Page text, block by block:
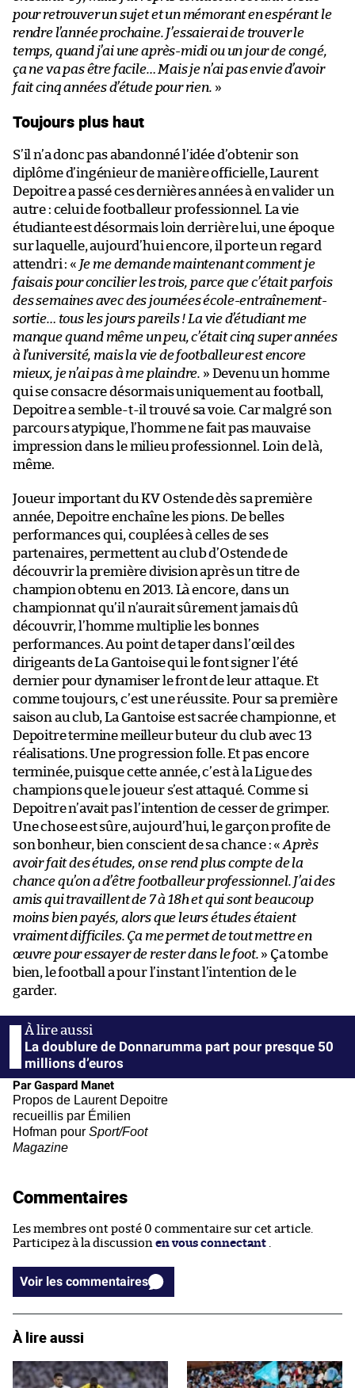
pour retrouver un sujet et un mémorant en espérant le
rendre l’année prochaine. J’essaierai de trouver le
temps, quand j’ai une après-midi ou un jour de congé,
ça ne va pas être facile… Mais je n’ai pas envie d’avoir
fait cinq années d’étude pour rien. »
Toujours plus haut
S’il n’a donc pas abandonné l’idée d’obtenir son
diplôme d’ingénieur de manière officielle, Laurent
Depoitre a passé ces dernières années à en valider un
autre : celui de footballeur professionnel. La vie
étudiante est désormais loin derrière lui, une époque
sur laquelle, aujourd’hui encore, il porte un regard
attendri : « Je me demande maintenant comment je
faisais pour concilier les trois, parce que c’était parfois
des semaines avec des journées école-entraînement-
sortie… tous les jours pareils ! La vie d’étudiant me
manque quand même un peu, c’était cinq super années
à l’université, mais la vie de footballeur est encore
mieux, je n’ai pas à me plaindre. » Devenu un homme
qui se consacre désormais uniquement au football,
Depoitre a semble-t-il trouvé sa voie. Car malgré son
parcours atypique, l’homme ne fait pas mauvaise
impression dans le milieu professionnel. Loin de là,
même.
Joueur important du KV Ostende dès sa première
année, Depoitre enchaîne les pions. De belles
performances qui, couplées à celles de ses
partenaires, permettent au club d’Ostende de
découvrir la première division après un titre de
champion obtenu en 2013. Là encore, dans un
championnat qu’il n’aurait sûrement jamais dû
découvrir, l’homme multiplie les bonnes
performances. Au point de taper dans l’œil des
dirigeants de La Gantoise qui le font signer l’été
dernier pour dynamiser le front de leur attaque. Et
comme toujours, c’est une réussite. Pour sa première
saison au club, La Gantoise est sacrée championne, et
Depoitre termine meilleur buteur du club avec 13
réalisations. Une progression folle. Et pas encore
terminée, puisque cette année, c’est à la Ligue des
champions que le joueur s’est attaqué. Comme si
Depoitre n’avait pas l’intention de cesser de grimper.
Une chose est sûre, aujourd’hui, le garçon profite de
son bonheur, bien conscient de sa chance : « Après
avoir fait des études, on se rend plus compte de la
chance qu’on a d’être footballeur professionnel. J’ai des
amis qui travaillent de 7 à 18h et qui sont beaucoup
moins bien payés, alors que leurs études étaient
vraiment difficiles. Ça me permet de tout mettre en
œuvre pour essayer de rester dans le foot. » Ça tombe
bien, le football a pour l’instant l’intention de le
garder.
La doublure de Donnarumma part pour presque 50
millions d’euros
Par Gaspard Manet
Propos de Laurent Depoitre
recueillis par Émilien
Hofman pour Sport/Foot
Magazine
Commentaires
Les membres ont posté 0 commentaire sur cet article.
Participez à la discussion en vous connectant
Voir les commentaires
À lire aussi